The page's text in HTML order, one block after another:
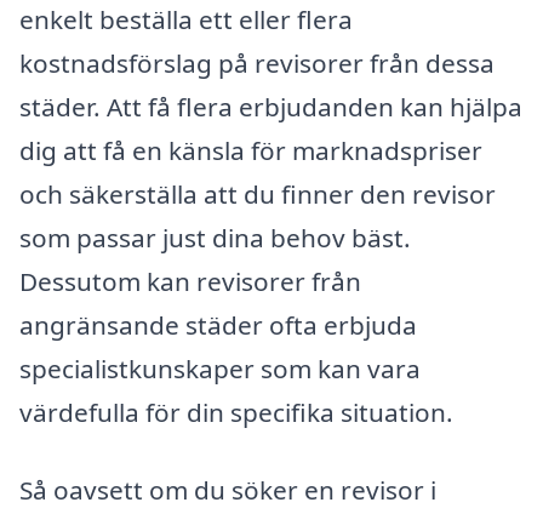
enkelt beställa ett eller flera
kostnadsförslag på revisorer från dessa
städer. Att få flera erbjudanden kan hjälpa
dig att få en känsla för marknadspriser
och säkerställa att du finner den revisor
som passar just dina behov bäst.
Dessutom kan revisorer från
angränsande städer ofta erbjuda
specialistkunskaper som kan vara
värdefulla för din specifika situation.
Så oavsett om du söker en revisor i